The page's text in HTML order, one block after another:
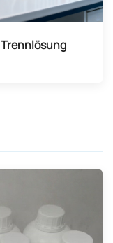
Trennlösung